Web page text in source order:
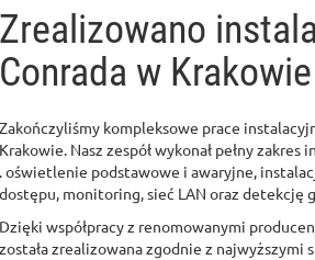
Zrealizowano
Conrada w Krakowie
Zakończyliśmy kompleksowe prace
Krakowie. Nasz zespół wykonał pełny
. oświetlenie podstawowe i awaryjne,
dostępu, monitoring, sieć LAN oraz detekcję
Dzięki współpracy z renomowanymi
została zrealizowana zgodnie z